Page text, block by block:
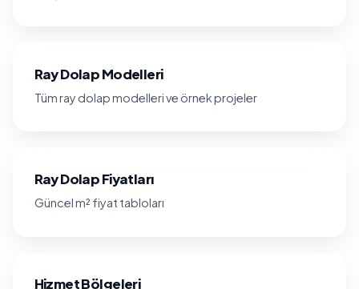
Ray Dolap Modelleri
Tüm ray dolap modelleri ve örnek projeler
Ray Dolap Fiyatları
Güncel m² fiyat tabloları
Hizmet Bölgeleri